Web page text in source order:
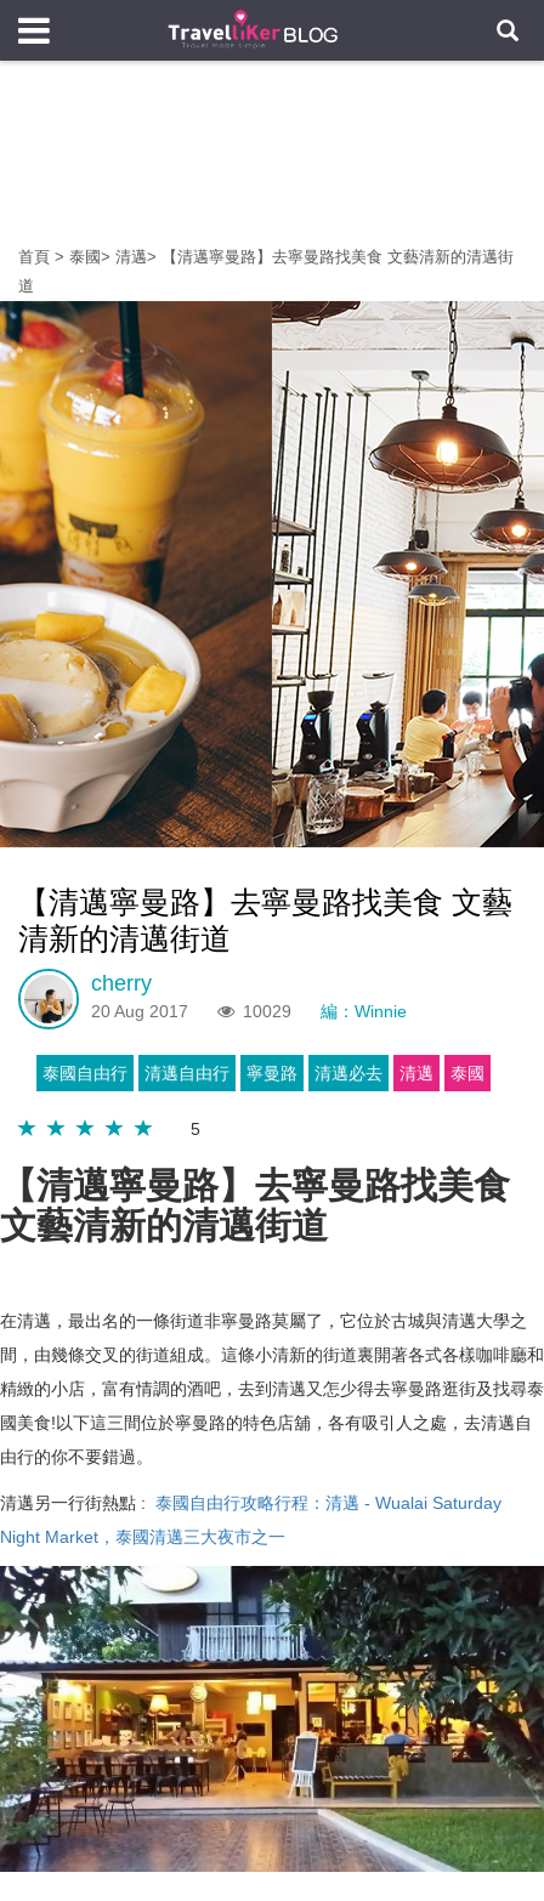
首頁 > 泰國> 清邁>
【清邁寧曼路】去寧曼路找美食 文藝清新的清邁街
道
【清邁寧曼路】去寧曼路找美食 文藝
清新的清邁街道
cherry
20 Aug 2017 10029 編：Winnie
泰國自由行 清邁自由行 寧曼路 清邁必去 清邁 泰國
5
【清邁寧曼路】去寧曼路找美食
文藝清新的清邁街道
在清邁，最出名的一條街道非寧曼路莫屬了，它位於古城與清邁大學之
間，由幾條交叉的街道組成。這條小清新的街道裏開著各式各樣咖啡廳和
精緻的小店，富有情調的酒吧，去到清邁又怎少得去寧曼路逛街及找尋泰
國美食!以下這三間位於寧曼路的特色店舖，各有吸引人之處，去清邁自
由行的你不要錯過。
清邁另一行街熱點 : 泰國自由行攻略行程：清邁 - Wualai Saturday
Night Market，泰國清邁三大夜市之一